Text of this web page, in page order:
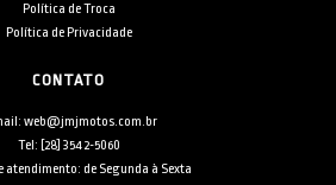
Política de Troca
Política de Privacidade
CONTATO
web@jmjmotos.com.br
Tel: [28] 3542-5060
atendimento: de Segunda à Sexta